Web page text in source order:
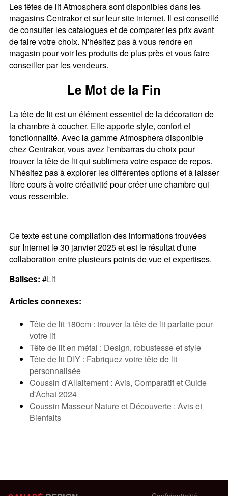
Les têtes de lit Atmosphera sont disponibles dans les
magasins Centrakor et sur leur site internet. Il est conseillé
de consulter les catalogues et de comparer les prix avant
de faire votre choix. N'hésitez pas à vous rendre en
magasin pour voir les produits de plus près et vous faire
conseiller par les vendeurs.
Le Mot de la Fin
La tête de lit est un élément essentiel de la décoration de
la chambre à coucher. Elle apporte style, confort et
fonctionnalité. Avec la gamme Atmosphera disponible
chez Centrakor, vous avez l'embarras du choix pour
trouver la tête de lit qui sublimera votre espace de repos.
N'hésitez pas à explorer les différentes options et à laisser
libre cours à votre créativité pour créer une chambre qui
vous ressemble.
Ce texte est une compilation des informations trouvées
sur Internet le 30 janvier 2025 et est le résultat d'une
collaboration entre plusieurs points de vue et expertises.
Balises: #Lit
Articles connexes:
Tête de lit 180cm : trouver la tête de lit parfaite pour
votre lit
Tête de lit en métal : Design, robustesse et style
Tête de lit DIY : Fabriquez votre tête de lit
personnalisée
Coussin d'Allaitement : Avis, Comparatif et Guide
d'Achat 2024
Coussin Masseur Nature et Découverte : Avis et
Bienfaits